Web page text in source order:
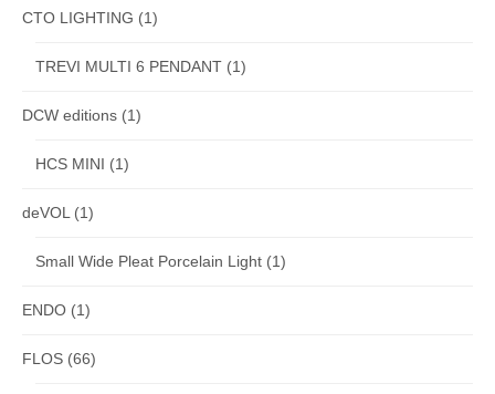
CTO LIGHTING (1)
TREVI MULTI 6 PENDANT (1)
DCW editions (1)
HCS MINI (1)
deVOL (1)
Small Wide Pleat Porcelain Light (1)
ENDO (1)
FLOS (66)